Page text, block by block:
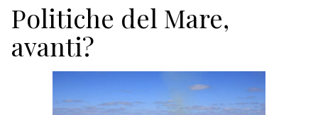
RICERCA
ECONOMIA
Politiche del Mare,
avanti?